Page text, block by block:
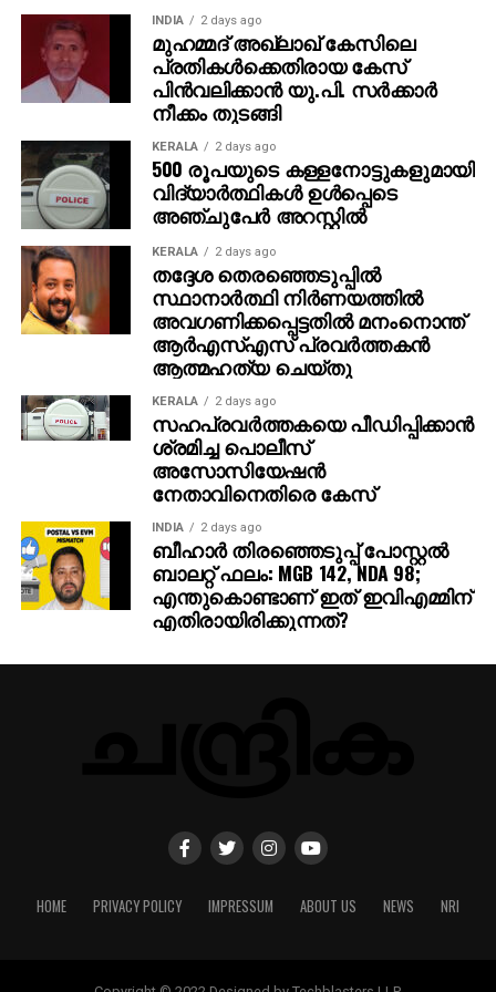
നായകനായും പൃഥ്വിരാജ് സുകുമാരന്‍ വില്ലനായും
എത്തുന്ന പുതിയ ചിത്രത്തിന്റെ ഒരുക്കങ്ങളിലാണ്.
അതേസമയം, ബാഹുബലി ഒന്നും രണ്ടും ഭാഗങ്ങളും
ചേര്‍ത്ത ‘ദി എപ്പിക്ക്’ തിയറ്ററുകളില്‍ ആവേശം
സൃഷ്ടിച്ചുകൊണ്ടിരിക്കുകയാണ്.
INDIA 2 days ago
മുഹമ്മദ് അഖ്‌ലാഖ് കേസിലെ
പ്രതികള്‍ക്കെതിരായ കേസ്
പിന്‍വലിക്കാന്‍ യു.പി. സര്‍ക്കാര്‍
നീക്കം തുടങ്ങി
KERALA 2 days ago
500 രൂപയുടെ കള്ളനോട്ടുകളുമായി
വിദ്യാര്‍ത്ഥികള്‍ ഉള്‍പ്പെടെ
അഞ്ചുപേര്‍ അറസ്റ്റില്‍
KERALA 2 days ago
തദ്ദേശ തെരഞ്ഞെടുപ്പില്‍
സ്ഥാനാര്‍ത്ഥി നിര്‍ണയത്തില്‍
അവഗണിക്കപ്പെട്ടതില്‍ മനംനൊന്ത്
ആര്‍എസ്എസ് പ്രവര്‍ത്തകന്‍
ആത്മഹത്യ ചെയ്തു
KERALA 2 days ago
സഹപ്രവര്‍ത്തകയെ പീഡിപ്പിക്കാന്‍
ശ്രമിച്ച പൊലീസ്
അസോസിയേഷന്‍
നേതാവിനെതിരെ കേസ്
INDIA 2 days ago
ബീഹാർ തിരഞ്ഞെടുപ്പ് പോസ്റ്റൽ
ബാലറ്റ് ഫലം: MGB 142, NDA 98;
എന്തുകൊണ്ടാണ് ഇത് ഇവിഎമ്മിന്
എതിരായിരിക്കുന്നത്?
HOME PRIVACY POLICY IMPRESSUM ABOUT US NEWS NRI